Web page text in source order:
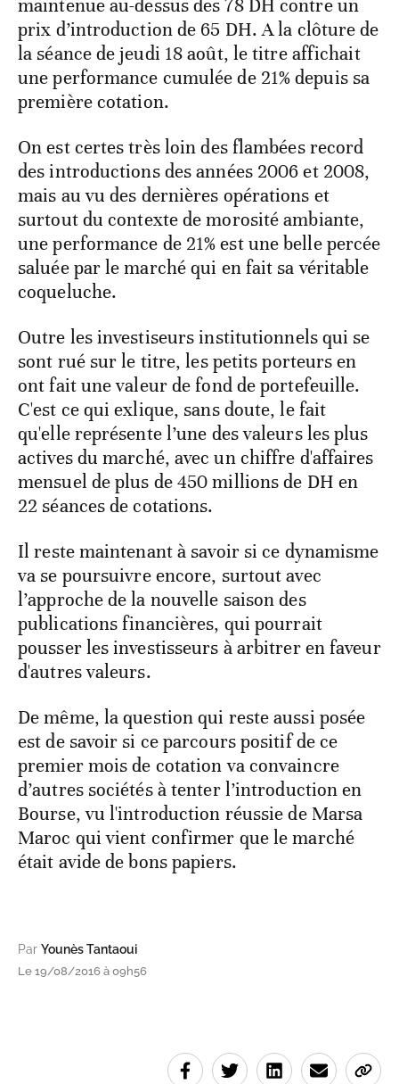
maintenue au-dessus des 78 DH contre un
prix d’introduction de 65 DH. A la clôture de
la séance de jeudi 18 août, le titre affichait
une performance cumulée de 21% depuis sa
première cotation.
On est certes très loin des flambées record
des introductions des années 2006 et 2008,
mais au vu des dernières opérations et
surtout du contexte de morosité ambiante,
une performance de 21% est une belle percée
saluée par le marché qui en fait sa véritable
coqueluche.
Outre les investiseurs institutionnels qui se
sont rué sur le titre, les petits porteurs en
ont fait une valeur de fond de portefeuille.
C'est ce qui exlique, sans doute, le fait
qu'elle représente l’une des valeurs les plus
actives du marché, avec un chiffre d'affaires
mensuel de plus de 450 millions de DH en
22 séances de cotations.
Il reste maintenant à savoir si ce dynamisme
va se poursuivre encore, surtout avec
l’approche de la nouvelle saison des
publications financières, qui pourrait
pousser les investisseurs à arbitrer en faveur
d'autres valeurs.
De même, la question qui reste aussi posée
est de savoir si ce parcours positif de ce
premier mois de cotation va convaincre
d’autres sociétés à tenter l’introduction en
Bourse, vu l'introduction réussie de Marsa
Maroc qui vient confirmer que le marché
était avide de bons papiers.
Par Younès Tantaoui
Le 19/08/2016 à 09h56